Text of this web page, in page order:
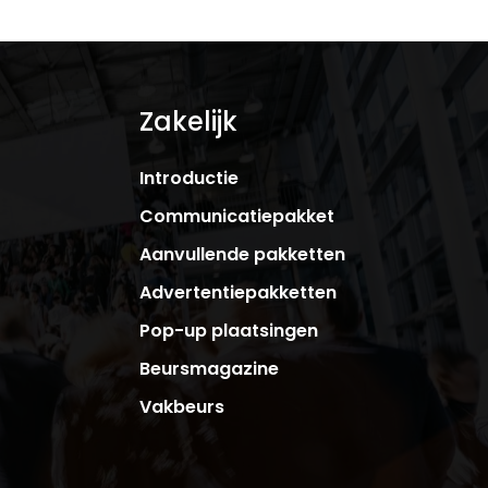
Zakelijk
Introductie
Communicatiepakket
Aanvullende pakketten
Advertentiepakketten
Pop-up plaatsingen
Beursmagazine
Vakbeurs